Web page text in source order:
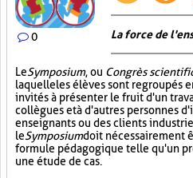
0 La force de
LeSymposium, ou Congrès
laquelle les élèves sont regroupés
invités à présenter le fruit d'un
collègues et à d'autres personnes
enseignants ou des clients
leSymposiumdoit nécessairement
formule pédagogique telle qu'un
une étude de cas.